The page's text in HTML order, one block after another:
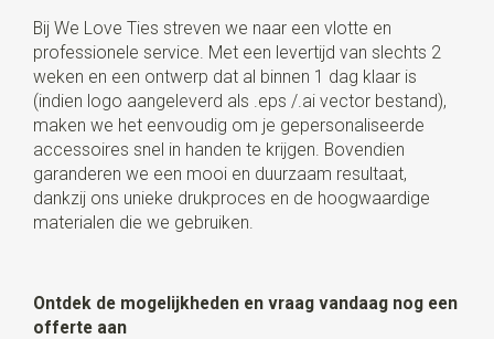
Bij We Love Ties streven we naar een vlotte en
professionele service. Met een levertijd van slechts 2
weken en een ontwerp dat al binnen 1 dag klaar is
(indien logo aangeleverd als .eps /.ai vector bestand),
maken we het eenvoudig om je gepersonaliseerde
accessoires snel in handen te krijgen. Bovendien
garanderen we een mooi en duurzaam resultaat,
dankzij ons unieke drukproces en de hoogwaardige
materialen die we gebruiken.
Ontdek de mogelijkheden en vraag vandaag nog een
offerte aan